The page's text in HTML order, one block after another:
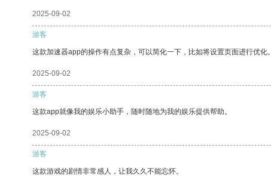
2025-09-02
游客
这款加速器app的操作有点复杂，可以简化一下，比如将设置页面进行优化。
2025-09-02
游客
这款app就像我的娱乐小助手，随时随地为我的娱乐提供帮助。
2025-09-02
游客
这款游戏的剧情非常感人，让我久久不能忘怀。